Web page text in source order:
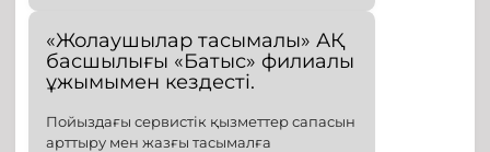
«Жолаушылар тасымалы» АҚ
басшылығы «Батыс» филиалы
ұжымымен кездесті.
Пойыздағы сервистік қызметтер сапасын
арттыру мен жазғы тасымалға